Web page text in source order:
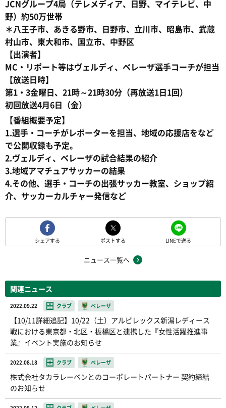
JCNグループ4局（テレメディア、日野、マイテレビ、中
野）約50万世帯
＊八王子市、あきる野市、日野市、立川市、昭島市、武蔵
村山市、東大和市、国立市、中野区
【出演者】
MC・リポート等はヴェルディ、ベレーザ選手コーチが担当
【放送日時】
第1・3金曜日、21時～21時30分（再放送1日1回）
初回放送4月6日（金）
【番組概要予定】
1.選手・コーチがレポーターを担当、地域の応援店をなど
で公開収録も予定。
2.ヴェルディ、ベレーザの試合結果の紹介
3.地域アマチュアサッカーの結果
4.その他、選手・コーチの出張サッカー教室、ショップ紹
介、サッカーカルチャー発信など
シェアする ポストする LINEで送る
ニュース一覧へ
関連ニュース
2022.09.22 クラブ ベレーザ
【10/11詳細追記】10/22（土）アルビレックス新潟レディース
戦における東京都・北区・板橋区と連携した『女性活躍推進事
業』イベント実施のお知らせ
2022.08.18 クラブ ベレーザ
株式会社タカラレーベンとのコーポレートパートナー 契約締結
のお知らせ